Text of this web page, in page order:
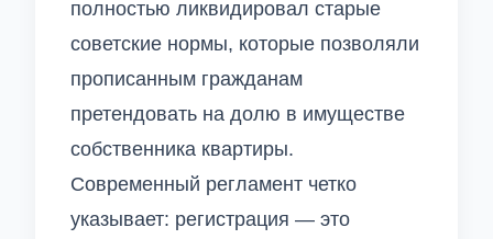
полностью ликвидировал старые
советские нормы, которые позволяли
прописанным гражданам
претендовать на долю в имуществе
собственника квартиры.
Современный регламент четко
указывает: регистрация — это